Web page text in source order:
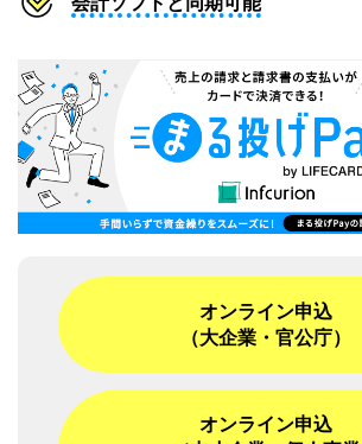
オンライン申込
（大企業・官公庁）
オンライン申込